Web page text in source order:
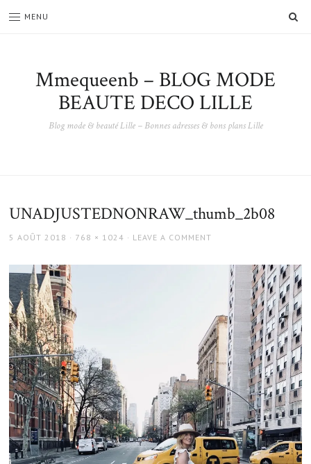
MENU
Mmequeenb – BLOG MODE
BEAUTE DECO LILLE
Blog mode & beauté Lille – Bonnes adresses & bons plans Lille
UNADJUSTEDNONRAW_thumb_2b08
POSTED
5 AOÛT 2018
FULL
768 × 1024 LEAVE A COMMENT